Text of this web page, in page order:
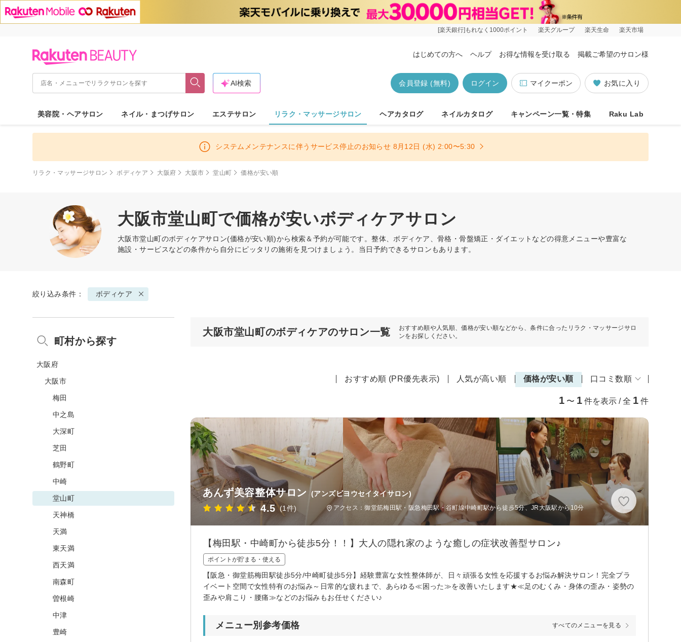
[楽天銀行]もれなく1000ポイント 楽天グループ 楽天生命 楽天市場
はじめての方へ ヘルプ お得な情報を受け取る 掲載ご希望のサロン様
お気に入り
マイクーポン
ログイン
会員登録 (無料)
AI検索
美容院・ヘアサロン ネイル・まつげサロン エステサロン リラク・マッサージサロン ヘアカタログ ネイルカタログ キャンペーン一覧・特集 Raku Lab
システムメンテナンスに伴うサービス停止のお知らせ 8月12日 (水) 2:00〜5:30
リラク・マッサージサロン ボディケア 大阪府 大阪市 堂山町 価格が安い順
大阪市堂山町で価格が安いボディケアサロン
大阪市堂山町のボディケアサロン(価格が安い順)から検索＆予約が可能です。整体、ボディケア、骨格・骨盤矯正・ダイエットなどの得意メニューや豊富な
施設・サービスなどの条件から自分にピッタリの施術を見つけましょう。当日予約できるサロンもあります。
絞り込み条件： ボディケア
大阪市堂山町のボディケアのサロン一覧
おすすめ順や人気順、価格が安い順などから、条件に合ったリラク・マッサージサロ
ンをお探しください。
おすすめ順 (PR優先表示) 人気が高い順 価格が安い順 口コミ数順
1 〜 1 件を表示 / 全 1 件
あんず美容整体サロン (アンズビヨウセイタイサロン)
4.5 (1件) アクセス：御堂筋梅田駅・阪急梅田駅・谷町線中崎町駅から徒歩5分、JR大阪駅から10分
【梅田駅・中崎町から徒歩5分！！】大人の隠れ家のような癒しの症状改善型サロン♪
ポイントが貯まる・使える
【阪急・御堂筋梅田駅徒歩5分/中崎町徒歩5分】経験豊富な女性整体師が、日々頑張る女性を応援するお悩み解決サロン！完全プラ
イベート空間で女性特有のお悩み～日常的な疲れまで、あらゆる≪困った≫を改善いたします★≪足のむくみ・身体の歪み・姿勢の
歪みや肩こり・腰痛≫などのお悩みもお任せください♪
メニュー別参考価格 すべてのメニューを見る
町村から探す
大阪府
大阪市
梅田
中之島
大深町
芝田
鶴野町
中崎
堂山町
天神橋
天満
東天満
西天満
南森町
曽根崎
中津
豊崎